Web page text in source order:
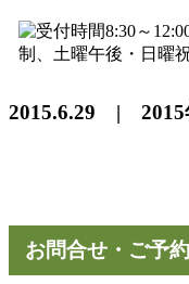
2015.6.29 | 2015
お問合せ・ご予